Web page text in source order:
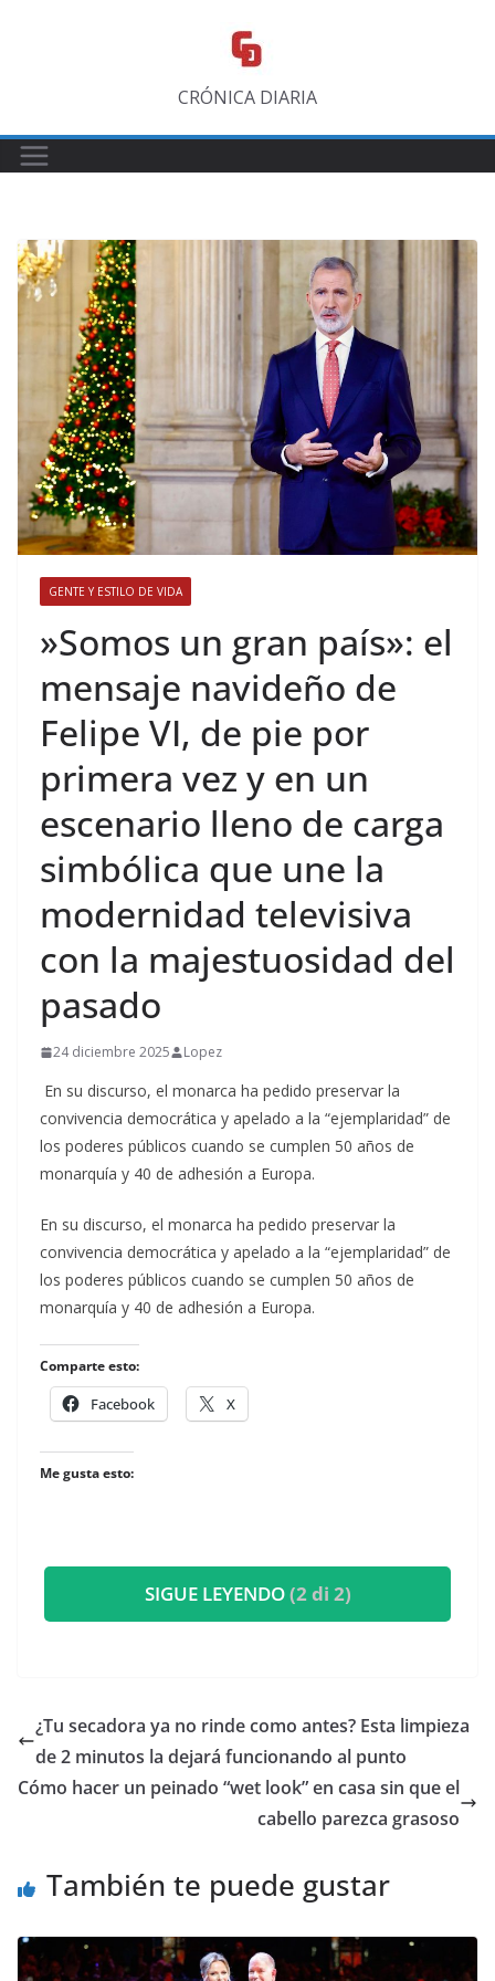
CRÓNICA DIARIA
GENTE Y ESTILO DE VIDA
​»Somos un gran país»: el
mensaje navideño de
Felipe VI, de pie por
primera vez y en un
escenario lleno de carga
simbólica que une la
modernidad televisiva
con la majestuosidad del
pasado
24 diciembre 2025 Lopez
En su discurso, el monarca ha pedido preservar la
convivencia democrática y apelado a la “ejemplaridad” de
los poderes públicos cuando se cumplen 50 años de
monarquía y 40 de adhesión a Europa.
​En su discurso, el monarca ha pedido preservar la
convivencia democrática y apelado a la “ejemplaridad” de
los poderes públicos cuando se cumplen 50 años de
monarquía y 40 de adhesión a Europa.
Comparte esto:
Facebook X
Me gusta esto:
SIGUE LEYENDO(2 di 2)
¿Tu secadora ya no rinde como antes? Esta limpieza
de 2 minutos la dejará funcionando al punto
Cómo hacer un peinado “wet look” en casa sin que el
cabello parezca grasoso
También te puede gustar